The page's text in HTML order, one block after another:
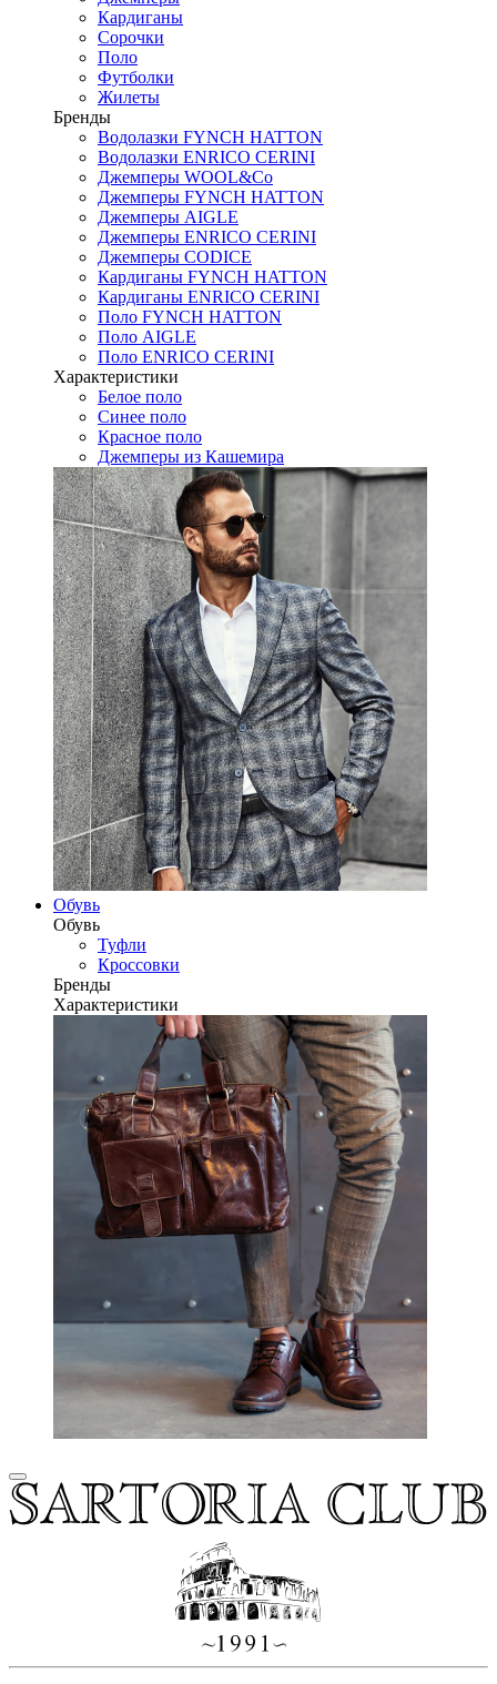
Кардиганы
Сорочки
Поло
Футболки
Жилеты
Бренды
Водолазки FYNCH HATTON
Водолазки ENRICO CERINI
Джемперы WOOL&Co
Джемперы FYNCH HATTON
Джемперы AIGLE
Джемперы ENRICO CERINI
Джемперы CODICE
Кардиганы FYNCH HATTON
Кардиганы ENRICO CERINI
Поло FYNCH HATTON
Поло AIGLE
Поло ENRICO CERINI
Характеристики
Белое поло
Синее поло
Красное поло
Джемперы из Кашемира
Обувь
Обувь
Туфли
Кроссовки
Бренды
Характеристики